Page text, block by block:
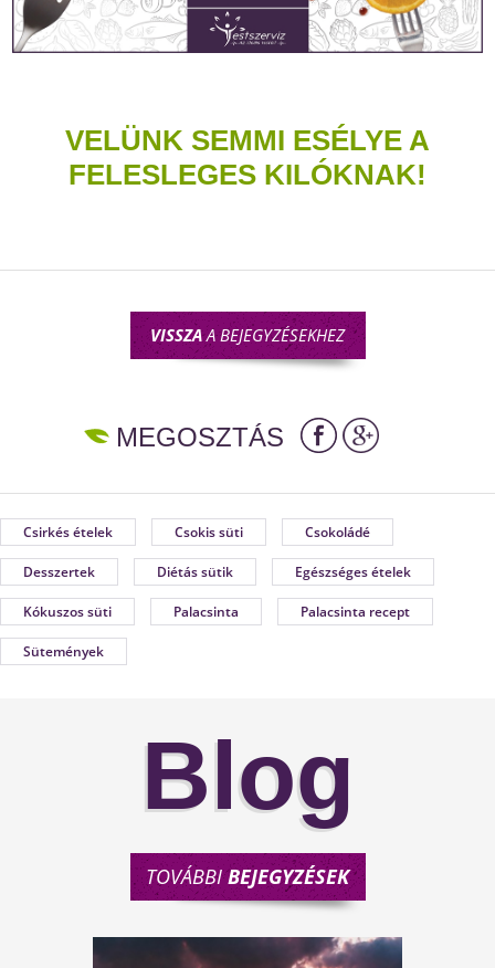
VELÜNK SEMMI ESÉLYE A
FELESLEGES KILÓKNAK!
VISSZAA BEJEGYZÉSEKHEZ
MEGOSZTÁS
Csirkés ételek Csokis süti Csokoládé
Desszertek Diétás sütik Egészséges ételek
Kókuszos süti Palacsinta Palacsinta recept
Sütemények
Blog
TOVÁBBIBEJEGYZÉSEK